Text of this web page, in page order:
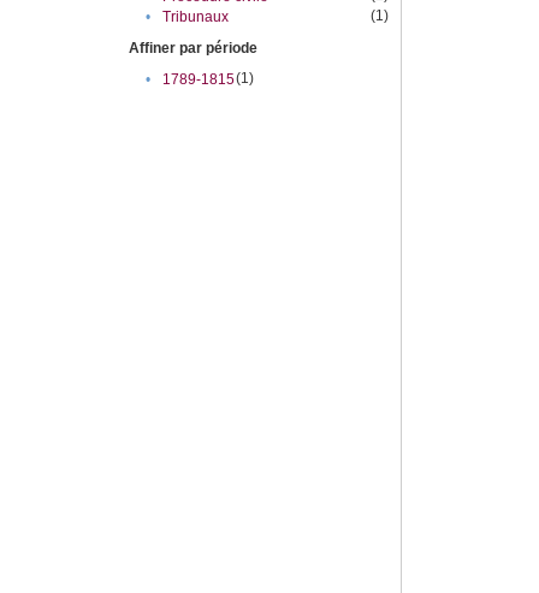
•
Tribunaux
(1)
Affiner par période
•
1789-1815(1)